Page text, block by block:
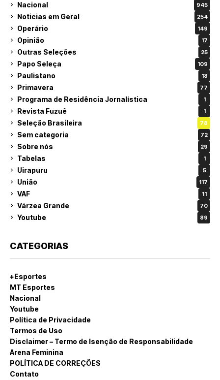
Nacional 945
Noticias em Geral 254
Operário 149
Opinião 17
Outras Seleções 25
Papo Seleça 109
Paulistano 18
Primavera 77
Programa de Residência Jornalística 1
Revista Fuzuê 1
Seleção Brasileira 78
Sem categoria 72
Sobre nós 29
Tabelas 1
Uirapuru 5
União 117
VAF 11
Várzea Grande 70
Youtube 89
CATEGORIAS
+Esportes
MT Esportes
Nacional
Youtube
Política de Privacidade
Termos de Uso
Disclaimer – Termo de Isenção de Responsabilidade
Arena Feminina
POLÍTICA DE CORREÇÕES
Contato